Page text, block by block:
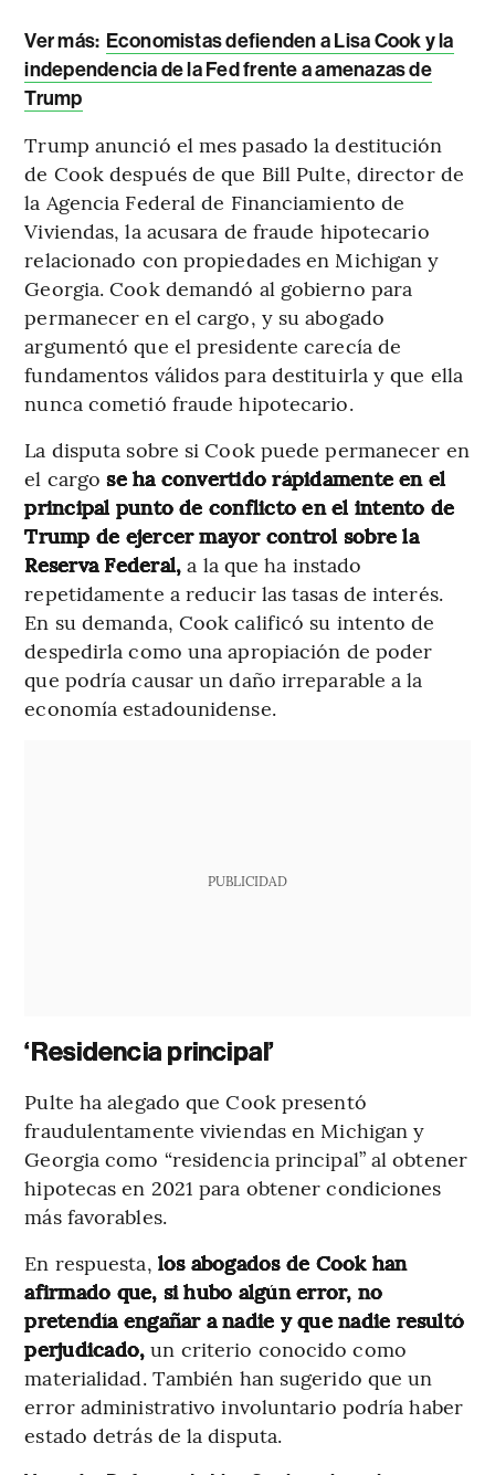
Ver más: Economistas defienden a Lisa Cook y la
independencia de la Fed frente a amenazas de
Trump
Trump anunció el mes pasado la destitución
de Cook después de que Bill Pulte, director de
la Agencia Federal de Financiamiento de
Viviendas, la acusara de fraude hipotecario
relacionado con propiedades en Michigan y
Georgia. Cook demandó al gobierno para
permanecer en el cargo, y su abogado
argumentó que el presidente carecía de
fundamentos válidos para destituirla y que ella
nunca cometió fraude hipotecario.
La disputa sobre si Cook puede permanecer en
el cargose ha convertido rápidamente en el
principal punto de conflicto en el intento de
Trump de ejercer mayor control sobre la
Reserva Federal, a la que ha instado
repetidamente a reducir las tasas de interés.
En su demanda, Cook calificó su intento de
despedirla como una apropiación de poder
que podría causar un daño irreparable a la
economía estadounidense.
PUBLICIDAD
‘Residencia principal’
Pulte ha alegado que Cook presentó
fraudulentamente viviendas en Michigan y
Georgia como “residencia principal” al obtener
hipotecas en 2021 para obtener condiciones
más favorables.
En respuesta, los abogados de Cook han
afirmado que, si hubo algún error, no
pretendía engañar a nadie y que nadie resultó
perjudicado, un criterio conocido como
materialidad. También han sugerido que un
error administrativo involuntario podría haber
estado detrás de la disputa.